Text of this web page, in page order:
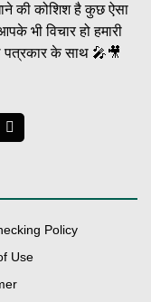
की कोशिश है कुछ ऐसा
भी विचार हो हमारी
पत्रकार के साथ 🎤🎥
Policy
Use